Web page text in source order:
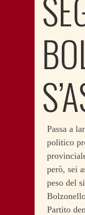
Passa a
politico
però, sei
peso del
Partito